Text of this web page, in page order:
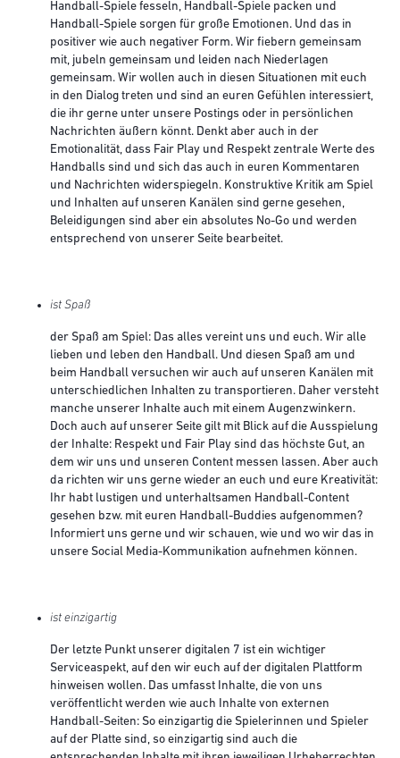
Handball-Spiele fesseln, Handball-Spiele packen und
Handball-Spiele sorgen für große Emotionen. Und das in
positiver wie auch negativer Form. Wir fiebern gemeinsam
mit, jubeln gemeinsam und leiden nach Niederlagen
gemeinsam. Wir wollen auch in diesen Situationen mit euch
in den Dialog treten und sind an euren Gefühlen interessiert,
die ihr gerne unter unsere Postings oder in persönlichen
Nachrichten äußern könnt. Denkt aber auch in der
Emotionalität, dass Fair Play und Respekt zentrale Werte des
Handballs sind und sich das auch in euren Kommentaren
und Nachrichten widerspiegeln. Konstruktive Kritik am Spiel
und Inhalten auf unseren Kanälen sind gerne gesehen,
Beleidigungen sind aber ein absolutes No-Go und werden
entsprechend von unserer Seite bearbeitet.
ist Spaß
der Spaß am Spiel: Das alles vereint uns und euch. Wir alle
lieben und leben den Handball. Und diesen Spaß am und
beim Handball versuchen wir auch auf unseren Kanälen mit
unterschiedlichen Inhalten zu transportieren. Daher versteht
manche unserer Inhalte auch mit einem Augenzwinkern.
Doch auch auf unserer Seite gilt mit Blick auf die Ausspielung
der Inhalte: Respekt und Fair Play sind das höchste Gut, an
dem wir uns und unseren Content messen lassen. Aber auch
da richten wir uns gerne wieder an euch und eure Kreativität:
Ihr habt lustigen und unterhaltsamen Handball-Content
gesehen bzw. mit euren Handball-Buddies aufgenommen?
Informiert uns gerne und wir schauen, wie und wo wir das in
unsere Social Media-Kommunikation aufnehmen können.
ist einzigartig
Der letzte Punkt unserer digitalen 7 ist ein wichtiger
Serviceaspekt, auf den wir euch auf der digitalen Plattform
hinweisen wollen. Das umfasst Inhalte, die von uns
veröffentlicht werden wie auch Inhalte von externen
Handball-Seiten: So einzigartig die Spielerinnen und Spieler
auf der Platte sind, so einzigartig sind auch die